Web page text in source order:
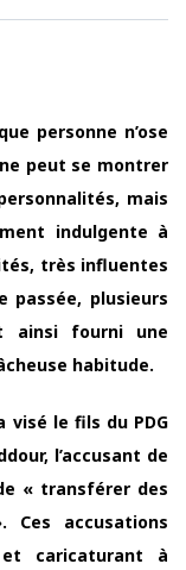
personne n’ose
peut se montrer
mais
indulgente à
très influentes
passée, plusieurs
ainsi fourni une
habitude.
visé le fils du PDG
l’accusant de
« transférer des
Ces accusations
caricaturant à